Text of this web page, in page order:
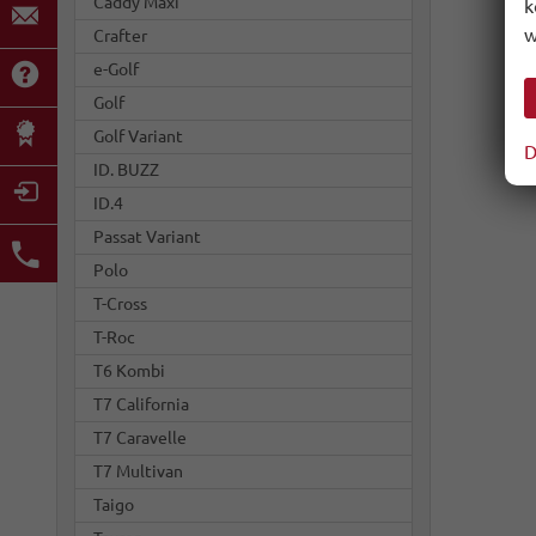
Crafter
e-Golf
Golf
Golf Variant
ID. BUZZ
ID.4
Passat Variant
Polo
T-Cross
T-Roc
T6 Kombi
T7 California
T7 Caravelle
T7 Multivan
Taigo